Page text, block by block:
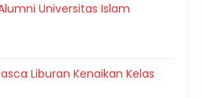
Universitas Islam
Liburan Kenaikan Kelas